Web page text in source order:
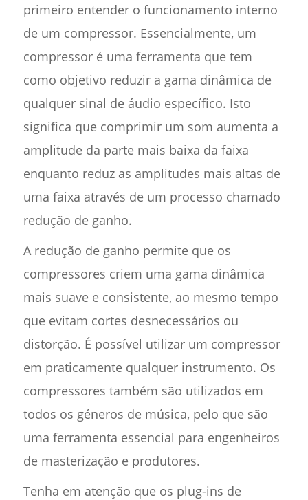
primeiro entender o funcionamento interno
de um compressor. Essencialmente, um
compressor é uma ferramenta que tem
como objetivo reduzir a gama dinâmica de
qualquer sinal de áudio específico. Isto
significa que comprimir um som aumenta a
amplitude da parte mais baixa da faixa
enquanto reduz as amplitudes mais altas de
uma faixa através de um processo chamado
redução de ganho.
A redução de ganho permite que os
compressores criem uma gama dinâmica
mais suave e consistente, ao mesmo tempo
que evitam cortes desnecessários ou
distorção. É possível utilizar um compressor
em praticamente qualquer instrumento. Os
compressores também são utilizados em
todos os géneros de música, pelo que são
uma ferramenta essencial para engenheiros
de masterização e produtores.
Tenha em atenção que os plug-ins de